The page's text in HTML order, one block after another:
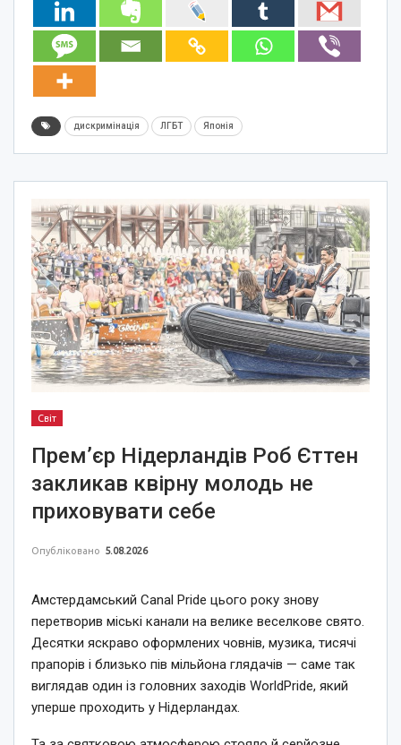
дискримінація ЛГБТ Японія
Світ
Прем’єр Нідерландів Роб Єттен
закликав квірну молодь не
приховувати себе
Опубліковано 5.08.2026
Амстердамський Canal Pride цього року знову
перетворив міські канали на велике веселкове свято.
Десятки яскраво оформлених човнів, музика, тисячі
прапорів і близько пів мільйона глядачів — саме так
виглядав один із головних заходів WorldPride, який
уперше проходить у Нідерландах.